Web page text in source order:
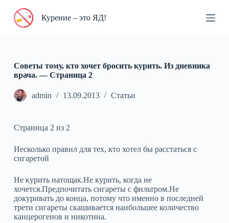
П
и
к
у
Курение – это ЯД!
Советы тому, кто хочет бросить курить. Из дневника
врача. — Cтраница 2
admin 13.09.2013 Статьи
Страница 2 из 2
Несколько правил для тех, кто хотел бы расстаться с
сигаретой
Не курить натощак.Не курить, когда не
хочется.Предпочитать сигареты с фильтром.Не
докуривать до конца, потому что именно в последней
трети сигареты скашивается наибольшее количество
канцерогенов и никотина.